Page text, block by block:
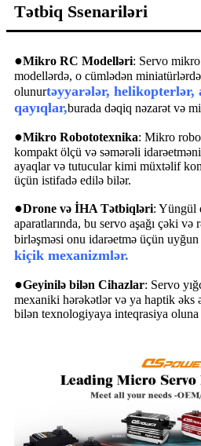
Tətbiq Ssenariləri
●Mikro RC Modelləri: Servo
modellərdə, o cümlədən
olunurtəyyarələr, helikopterlər,
qayıqlar,burada dəqiq nəzarət və
●Mikro Robototexnika: Mikro
kompakt ölçü və səmərəli
ayaqlar və tutucular kimi müxtəlif
üçün istifadə edilə bilər.
●Drone və İHA Tətbiqləri: Yüngül
aparatlarında, bu servo aşağı çəki
birləşməsi onu idarəetmə üçün uyğun
kiçik mexanizmlər.
●Geyinilə bilən Cihazlar: Servo
mexaniki hərəkətlər və ya haptik əks
bilən texnologiyaya inteqrasiya oluna